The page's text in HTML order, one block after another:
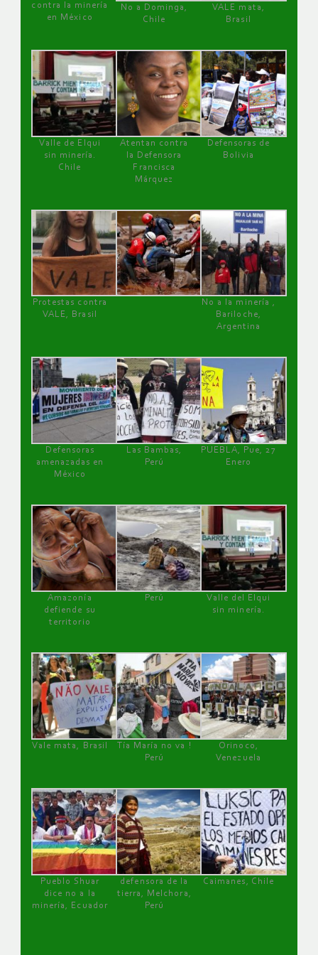
contra la minería
en México
No a Dominga,
Chile
VALE mata,
Brasil
Valle de Elqui
sin minería.
Chile
Atentan contra
la Defensora
Francisca
Márquez
Defensoras de
Bolivia
Protestas contra
VALE, Brasil
No a la minería ,
Bariloche,
Argentina
Defensoras
amenazadas en
México
Las Bambas,
Perú
PUEBLA, Pue, 27
Enero
Amazonía
defiende su
territorio
Perú
Valle del Elqui
sin minería.
Vale mata, Brasil
Tía María no va !
Perú
Orinoco,
Venezuela
Pueblo Shuar
dice no a la
minería, Ecuador
defensora de la
tierra, Melchora,
Perú
Caimanes, Chile